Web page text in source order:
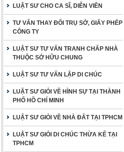
LUẬT SƯ CHO CA SĨ, DIỄN VIÊN
TƯ VẤN THAY ĐỔI TRỤ SỞ, GIẤY PHÉP
CÔNG TY
LUẬT SƯ TƯ VẤN TRANH CHẤP NHÀ
THUỘC SỞ HỮU CHUNG
LUẬT SƯ TƯ VẤN LẬP DI CHÚC
LUẬT SƯ GIỎI VỀ HÌNH SỰ TẠI THÀNH
PHỐ HỒ CHÍ MINH
LUẬT SƯ GIỎI VỀ NHÀ ĐẤT TẠI TPHCM
LUẬT SƯ GIỎI DI CHÚC THỪA KẾ TẠI
TPHCM